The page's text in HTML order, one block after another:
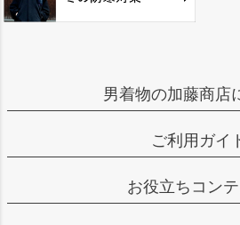
男着物の加藤商店
ご利用ガイ
お役立ちコン